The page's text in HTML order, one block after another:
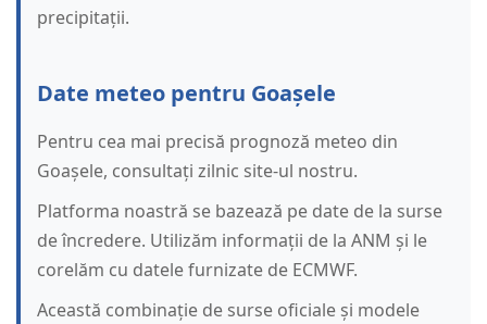
precipitații.
Date meteo pentru Goașele
Pentru cea mai precisă prognoză meteo din
Goașele, consultați zilnic site-ul nostru.
Platforma noastră se bazează pe date de la surse
de încredere. Utilizăm informații de la ANM și le
corelăm cu datele furnizate de ECMWF.
Această combinație de surse oficiale și modele